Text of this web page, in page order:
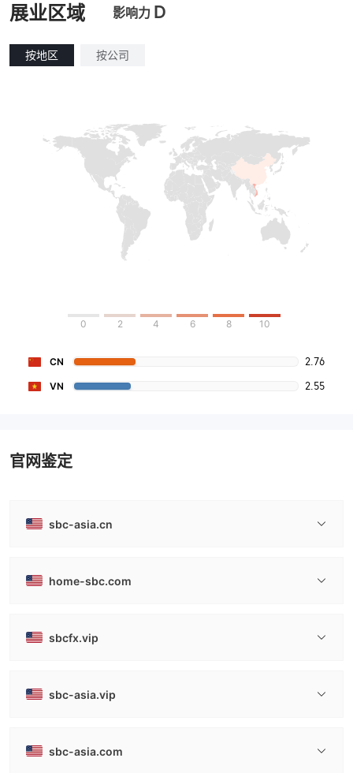
展业区域 影响力 D
按地区 按公司
0 2 4 6 8 10
CN 2.76
VN 2.55
官网鉴定
sbc-asia.cn
home-sbc.com
sbcfx.vip
sbc-asia.vip
sbc-asia.com